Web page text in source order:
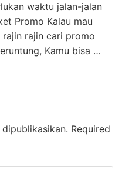
waktu jalan-jalan
Promo Kalau mau
rajin cari promo
Kamu bisa …
Required